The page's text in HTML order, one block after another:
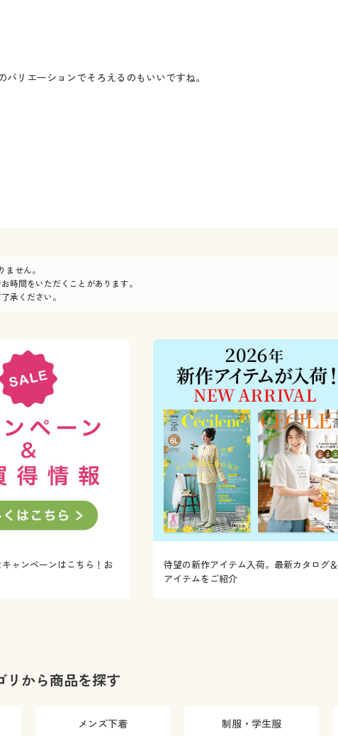
リエーションでそろえるのもいいですね。
せん。
時間をいただくことがあります。
承ください。
ャンペーンはこちら！お
待望の新作アイテム入荷。最新カタログ＆
アイテムをご紹介
リから商品を探す
メンズ下着 制服・学生服